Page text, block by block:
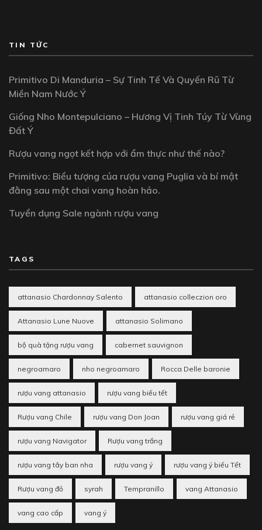
TIN TỨC
Primitivo Di Manduria – Sự Tinh Tế Và Quyến Rũ Từ
Miền Nam Nước Ý
Giống Nho Montepulciano – Hương Vị Tinh Túy Từ Vùng
Đất Ý
Rượu vang ngọt kết hợp với ẩm thực như thế nào?
Primitivo: Biểu tượng của rượu vang Puglia và bí mật
đằng sau một chai vang hoàn hảo.
Tuyển dụng Sale ngành rượu vang
TAGS
attanasio Chardonnay Salento attanasio colleczion oro
Attanasio Lune Nuove attanasio Solimano
bộ quà tặng rượu vang cabernet sauvignon
negroamaro nho negroamaro Rocca Delle baronie
rượu vang attanasio rượu vang biếu tết
Rượu vang Chile rượu vang Don Joan rượu vang giá rẻ
rượu vang Navigator Rượu vang trắng
rượu vang tây ban nha rượu vang ý rượu vang ý biếu Tết
Rượu vang đỏ syrah Tempranillo vang Attanasio
vang cao cấp vang ý